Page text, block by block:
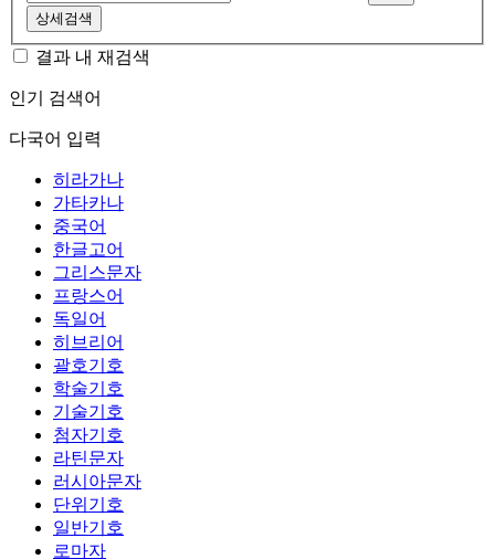
상세검색
결과 내 재검색
인기 검색어
다국어 입력
히라가나
가타카나
중국어
한글고어
그리스문자
프랑스어
독일어
히브리어
괄호기호
학술기호
기술기호
첨자기호
라틴문자
러시아문자
단위기호
일반기호
로마자